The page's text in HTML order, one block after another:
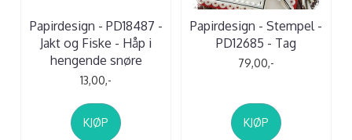
Papirdesign - PD18487 -
Jakt og Fiske - Håp i
hengende snøre
13,00,-
KJØP
Papirdesign - Stempel -
PD12685 - Tag
79,00,-
KJØP